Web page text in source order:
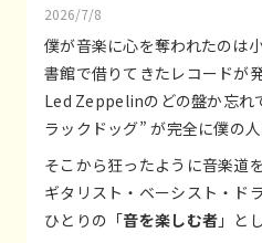
2026/7/8
僕が音楽に心を奪われたのは
書館で借りてきたレコードが
Led Zeppelinのどの盤か忘れ
ラックドッグ” が完全に僕の人
そこから狂ったように音楽道
ギタリスト・ベーシスト・ド
ひとりの「音を楽しむ者 」と